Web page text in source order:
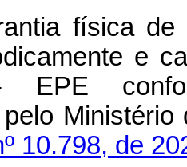
física de
e
EPE
pelo
10.798, de